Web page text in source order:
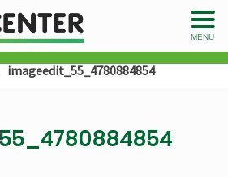
MENU
imageedit_55_4780884854